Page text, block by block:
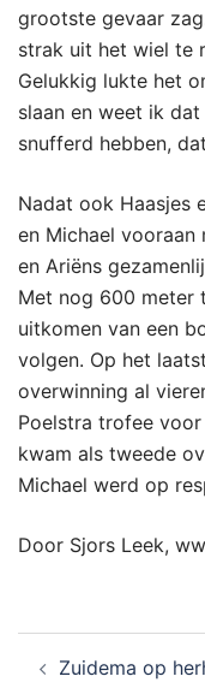
grootste gevaar
strak uit het wiel te
Gelukkig lukte het
slaan en weet ik
snufferd hebben,
Nadat ook Haasjes
en Michael vooraan
en Ariëns
Met nog 600 meter
uitkomen van een
volgen. Op het
overwinning al
Poelstra trofee
kwam als tweede
Michael werd op
Door Sjors Leek,
navigatie
Zuidema op